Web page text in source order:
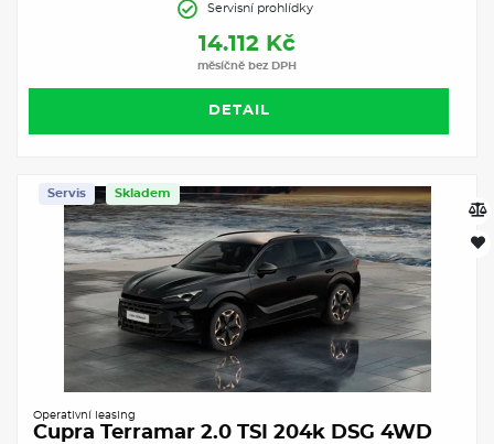
Servisní prohlídky
14.112 Kč
měsíčně bez DPH
DETAIL
Skladem
Servis
Operativní leasing
Cupra Terramar 2.0 TSI 204k DSG 4WD